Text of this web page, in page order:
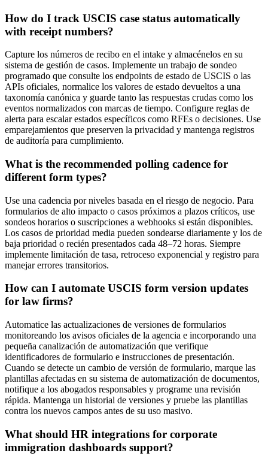
How do I track USCIS case status automatically
with receipt numbers?
Capture los números de recibo en el intake y almacénelos en su
sistema de gestión de casos. Implemente un trabajo de sondeo
programado que consulte los endpoints de estado de USCIS o las
APIs oficiales, normalice los valores de estado devueltos a una
taxonomía canónica y guarde tanto las respuestas crudas como los
eventos normalizados con marcas de tiempo. Configure reglas de
alerta para escalar estados específicos como RFEs o decisiones. Use
emparejamientos que preserven la privacidad y mantenga registros
de auditoría para cumplimiento.
What is the recommended polling cadence for
different form types?
Use una cadencia por niveles basada en el riesgo de negocio. Para
formularios de alto impacto o casos próximos a plazos críticos, use
sondeos horarios o suscripciones a webhooks si están disponibles.
Los casos de prioridad media pueden sondearse diariamente y los de
baja prioridad o recién presentados cada 48–72 horas. Siempre
implemente limitación de tasa, retroceso exponencial y registro para
manejar errores transitorios.
How can I automate USCIS form version updates
for law firms?
Automatice las actualizaciones de versiones de formularios
monitoreando los avisos oficiales de la agencia e incorporando una
pequeña canalización de automatización que verifique
identificadores de formulario e instrucciones de presentación.
Cuando se detecte un cambio de versión de formulario, marque las
plantillas afectadas en su sistema de automatización de documentos,
notifique a los abogados responsables y programe una revisión
rápida. Mantenga un historial de versiones y pruebe las plantillas
contra los nuevos campos antes de su uso masivo.
What should HR integrations for corporate
immigration dashboards support?